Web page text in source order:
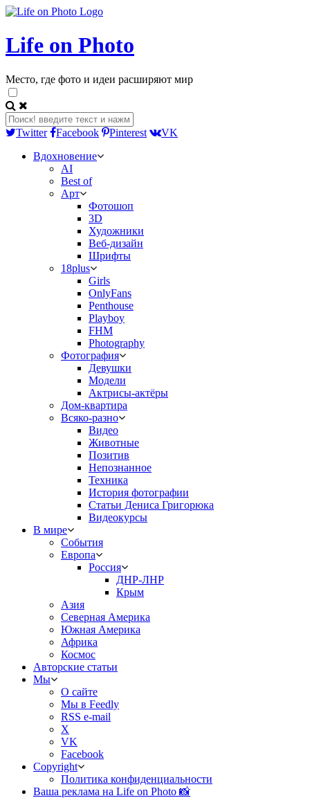
Life on Photo
Место, где фото и идеи расширяют мир
Twitter Facebook Pinterest
VK
Вдохновение
AI
Best of
Арт
Фотошоп
3D
Художники
Веб-дизайн
Шрифты
18plus
Girls
OnlyFans
Penthouse
Playboy
FHM
Photography
Фотография
Девушки
Модели
Актрисы-актёры
Дом-квартира
Всяко-разно
Видео
Животные
Позитив
Непознанное
Техника
История фотографии
Статьи Дениса Григорюка
Видеокурсы
В мире
События
Европа
Россия
ДНР-ЛНР
Крым
Азия
Северная Америка
Южная Америка
Африка
Космос
Авторские статьи
Мы
О сайте
Мы в Feedly
RSS e-mail
X
VK
Facebook
Copyright
Политика конфиденциальности
Ваша реклама на Life on Photo 📸